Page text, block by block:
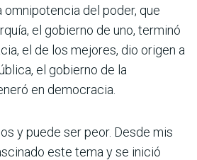
omni­potencia del poder, que
el gobierno de uno, terminó
el de los mejores, dio origen a
el gobierno de la
en democracia.
y puede ser peor. Desde mis
este tema y se inició